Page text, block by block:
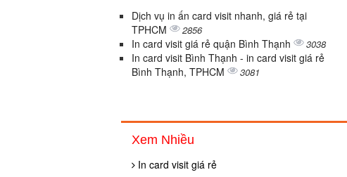
Dịch vụ in ấn card visit nhanh, giá rẻ tại
TPHCM
2856
In card visit giá rẻ quận Bình Thạnh 3038
In card visit Bình Thạnh - in card visit giá rẻ
Bình Thạnh, TPHCM
3081
Xem Nhiều
In card visit giá rẻ